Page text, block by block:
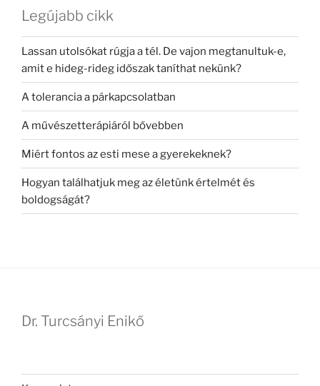
Legújabb cikk
Lassan utolsókat rúgja a tél. De vajon megtanultuk-e,
amit e hideg-rideg időszak taníthat nekünk?
A tolerancia a párkapcsolatban
A művészetterápiáról bővebben
Miért fontos az esti mese a gyerekeknek?
Hogyan találhatjuk meg az életünk értelmét és
boldogságát?
Dr. Turcsányi Enikő